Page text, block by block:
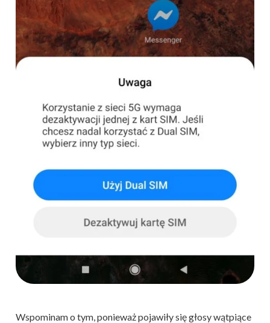
Wspominam o tym, ponieważ pojawiły się głosy wątpiące